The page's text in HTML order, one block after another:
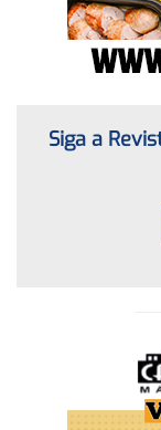
Siga a